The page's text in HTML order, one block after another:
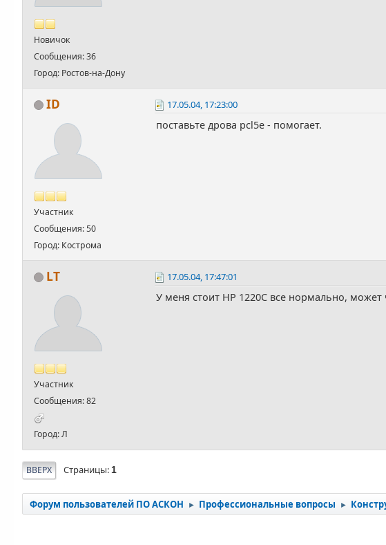
Новичок
Сообщения: 36
Город: Ростов-на-Дону
ID
Участник
Сообщения: 50
Город: Кострома
17.05.04, 17:23:00
поставьте дрова pcl5e - помогает.
LT
Участник
Сообщения: 82
Город: Л
17.05.04, 17:47:01
У меня стоит НР 1220С все нормально,
ВВЕРХ Страницы 1
Форум пользователей ПО АСКОН ► Профессиональные вопросы ►